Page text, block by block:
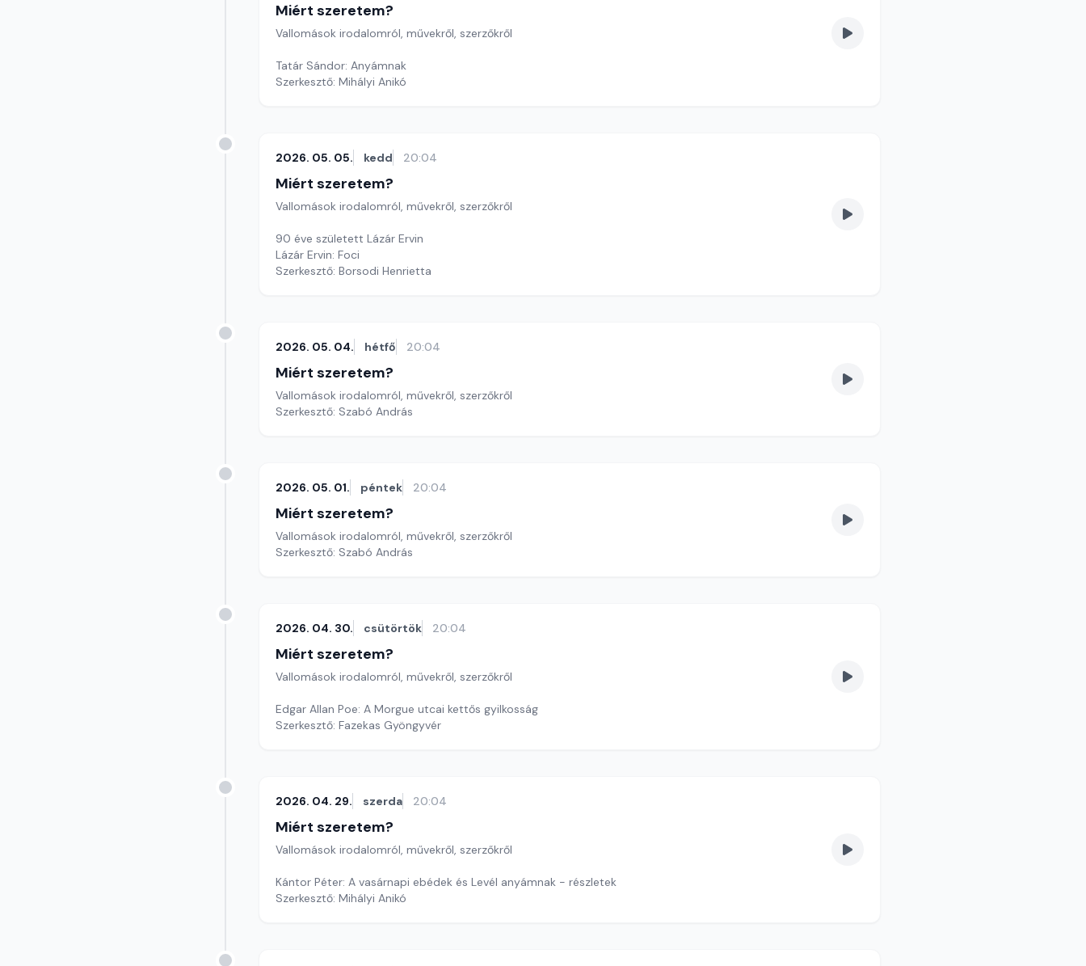
Miért szeretem?
Vallomások irodalomról, művekről, szerzőkről
Tatár Sándor: Anyámnak
Szerkesztő: Mihályi Anikó
2026. 05. 05. kedd 20:04
Miért szeretem?
Vallomások irodalomról, művekről, szerzőkről
90 éve született Lázár Ervin
Lázár Ervin: Foci
Szerkesztő: Borsodi Henrietta
2026. 05. 04. hétfő 20:04
Miért szeretem?
Vallomások irodalomról, művekről, szerzőkről
Szerkesztő: Szabó András
2026. 05. 01. péntek 20:04
Miért szeretem?
Vallomások irodalomról, művekről, szerzőkről
Szerkesztő: Szabó András
2026. 04. 30. csütörtök 20:04
Miért szeretem?
Vallomások irodalomról, művekről, szerzőkről
Edgar Allan Poe: A Morgue utcai kettős gyilkosság
Szerkesztő: Fazekas Gyöngyvér
2026. 04. 29. szerda 20:04
Miért szeretem?
Vallomások irodalomról, művekről, szerzőkről
Kántor Péter: A vasárnapi ebédek és Levél anyámnak - részletek
Szerkesztő: Mihályi Anikó